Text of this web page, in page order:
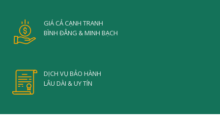
GIÁ CẢ CẠNH TRANH
BÌNH ĐẲNG & MINH BẠCH
DỊCH VỤ BẢO HÀNH
LÂU DÀI & UY TÍN